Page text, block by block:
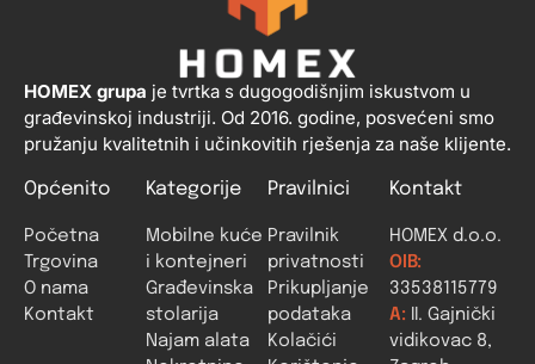
HOMEX grupa je tvrtka s dugogodišnjim iskustvom u
građevinskoj industriji. Od 2016. godine, posvećeni smo
pružanju kvalitetnih i učinkovitih rješenja za naše klijente.
Općenito
Početna
Trgovina
O nama
Kontakt
Kategorije
Mobilne kuće
i kontejneri
Građevinska
stolarija
Najam alata
Pravilnici
Pravilnik
privatnosti
Prikupljanje
podataka
Kolačići
Kontakt
HOMEX d.o.o.
OIB:
33538115779
A: II. Gajnički
vidikovac 8,